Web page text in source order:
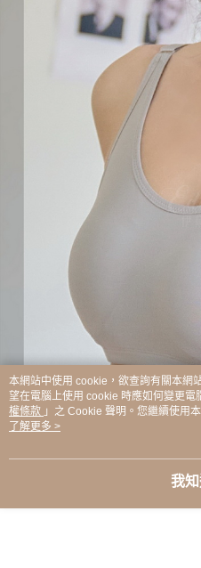
本網站中使用 cookie，欲查詢有關本網
望在電腦上使用 cookie 時應如何變更電
權條款 」之 Cookie 聲明。您繼續使用
用條款之 Cookie 聲明使用 cookie。
了解更多 >
我